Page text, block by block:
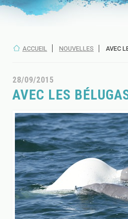
ACCUEIL NOUVELLES AVEC
28/09/2015
AVEC LES